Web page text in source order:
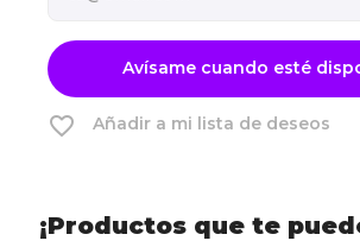
Avísame cuando esté
favorite_border Añadir a mi lista de deseos
¡Productos que te